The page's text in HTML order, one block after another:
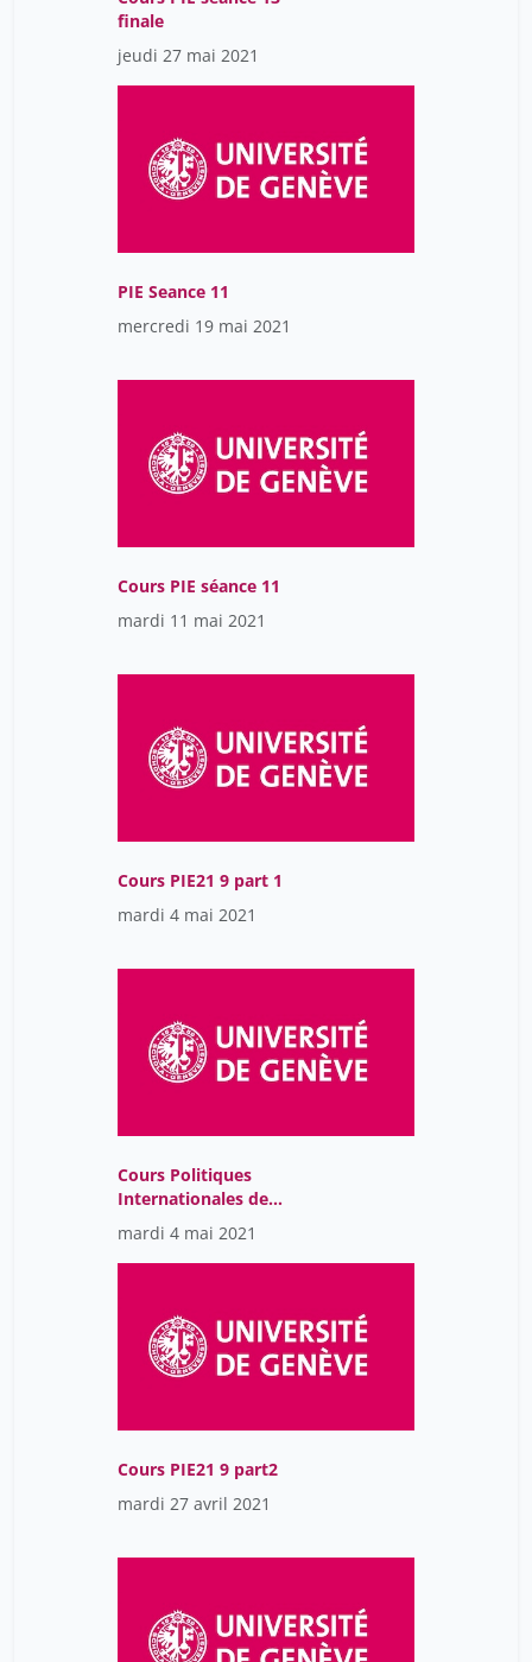
finale
jeudi 27 mai 2021
PIE Seance 11
mercredi 19 mai 2021
Cours PIE séance 11
mardi 11 mai 2021
Cours PIE21 9 part 1
mardi 4 mai 2021
Cours Politiques
Internationales de
l'Environnement-
GMT2021-05-
04T12:00:30Z
mardi 4 mai 2021
Cours PIE21 9 part2
mardi 27 avril 2021